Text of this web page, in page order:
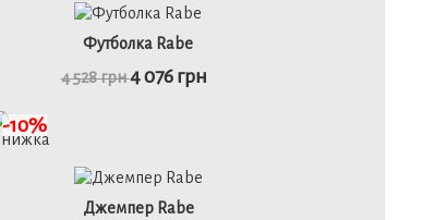
48 50
46 48 50
Футболка Rabe
4 528 грн4 076 грн
Джемпер Rabe
-10%